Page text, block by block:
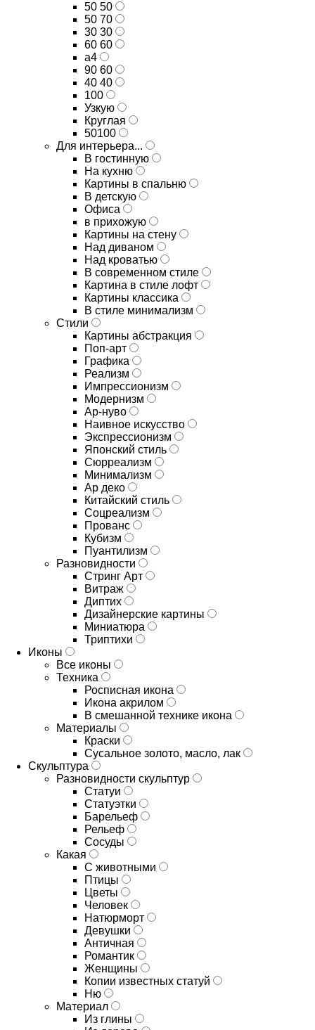
50 50
50 70
30 30
60 60
а4
90 60
40 40
100
Узкую
Круглая
50100
Для интерьера...
В гостинную
На кухню
Картины в спальню
В детскую
Офиса
в прихожую
Картины на стену
Над диваном
Над кроватью
В современном стиле
Картина в стиле лофт
Картины классика
В стиле минимализм
Стили
Картины абстракция
Поп-арт
Графика
Реализм
Импрессионизм
Модернизм
Ар-нуво
Наивное искусство
Экспрессионизм
Японский стиль
Сюрреализм
Минимализм
Ар деко
Китайский стиль
Соцреализм
Прованс
Кубизм
Пуантилизм
Разновидности
Стринг Арт
Витраж
Диптих
Дизайнерские картины
Миниатюра
Триптихи
Иконы
Все иконы
Техника
Росписная икона
Икона акрилом
В смешанной технике икона
Материалы
Краски
Сусальное золото, масло, лак
Скульптура
Разновидности скульптур
Статуи
Статуэтки
Барельеф
Рельеф
Сосуды
Какая
С животными
Птицы
Цветы
Человек
Натюрморт
Девушки
Античная
Романтик
Женщины
Копии известных статуй
Ню
Материал
Из глины